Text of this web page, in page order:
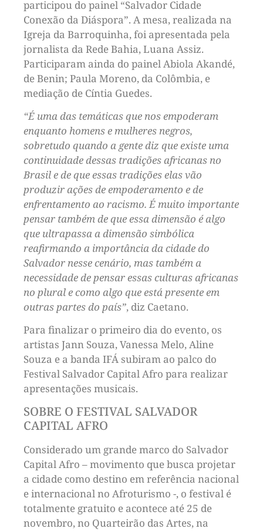
participou do painel “Salvador Cidade
Conexão da Diáspora”. A mesa, realizada na
Igreja da Barroquinha, foi apresentada pela
jornalista da Rede Bahia, Luana Assiz.
Participaram ainda do painel Abiola Akandé,
de Benin; Paula Moreno, da Colômbia, e
mediação de Cíntia Guedes.
“É uma das temáticas que nos empoderam
enquanto homens e mulheres negros,
sobretudo quando a gente diz que existe uma
continuidade dessas tradições africanas no
Brasil e de que essas tradições elas vão
produzir ações de empoderamento e de
enfrentamento ao racismo. É muito importante
pensar também de que essa dimensão é algo
que ultrapassa a dimensão simbólica
reafirmando a importância da cidade do
Salvador nesse cenário, mas também a
necessidade de pensar essas culturas africanas
no plural e como algo que está presente em
outras partes do país”, diz Caetano.
Para finalizar o primeiro dia do evento, os
artistas Jann Souza, Vanessa Melo, Aline
Souza e a banda IFÁ subiram ao palco do
Festival Salvador Capital Afro para realizar
apresentações musicais.
SOBRE O FESTIVAL SALVADOR
CAPITAL AFRO
Considerado um grande marco do Salvador
Capital Afro – movimento que busca projetar
a cidade como destino em referência nacional
e internacional no Afroturismo -, o festival é
totalmente gratuito e acontece até 25 de
novembro, no Quarteirão das Artes, na